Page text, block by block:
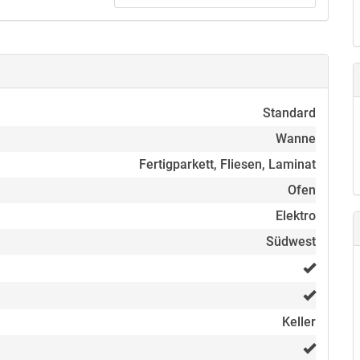
und Durchlauferhitzer
Nutzung
Standard
Wanne
Fertigparkett, Fliesen, Laminat
Ofen
Elektro
Südwest
Keller